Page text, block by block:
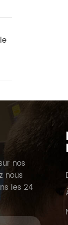
nos
nous
les 24